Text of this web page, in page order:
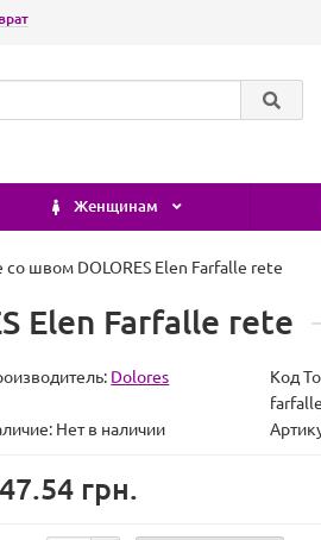
Женщинам
со швом DOLORES Elen Farfalle rete
Elen Farfalle rete
Dolores Код
farfalle
Нет в наличии
грн.